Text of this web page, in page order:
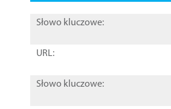
Słowo kluczowe:
URL:
Słowo kluczowe: